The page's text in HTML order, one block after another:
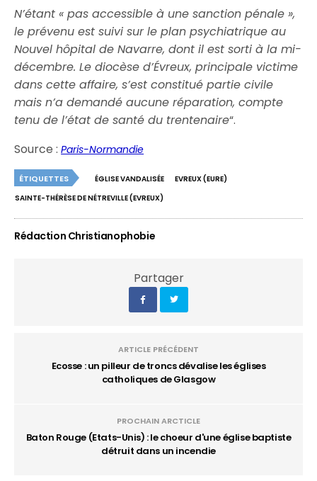
N’étant « pas accessible à une sanction pénale »,
le prévenu est suivi sur le plan psychiatrique au
Nouvel hôpital de Navarre, dont il est sorti à la mi-
décembre. Le diocèse d’Évreux, principale victime
dans cette affaire, s’est constitué partie civile
mais n’a demandé aucune réparation, compte
tenu de l’état de santé du trentenaire“.
Source :Paris-Normandie
ÉTIQUETTES ÉGLISE VANDALISÉE
EVREUX (EURE)
SAINTE-THÉRÈSE DE NÉTREVILLE (EVREUX)
Rédaction Christianophobie
Partager
ARTICLE PRÉCÉDENT
Ecosse : un pilleur de troncs dévalise les églises
catholiques de Glasgow
PROCHAIN ARCTICLE
Baton Rouge (Etats-Unis) : le choeur d'une église baptiste
détruit dans un incendie